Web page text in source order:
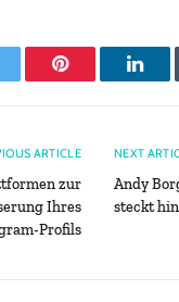
Pinterest
ARTICLE
zur
Ihres
Profils
NEXT
Andy
steckt